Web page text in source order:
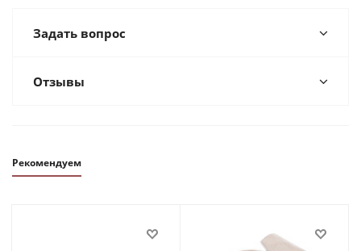
Задать вопрос
Отзывы
Рекомендуем